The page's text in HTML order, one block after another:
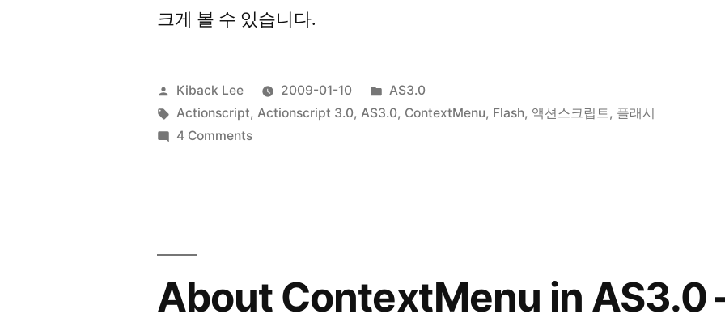
크게 볼 수 있습니다.
Posted
by
Kiback Lee 2009-01-10
Posted
in
AS3.0
Tags:
Actionscript,Actionscript 3.0,AS3.0, ContextMenu, Flash, 액션스크립트, 플래시
4 Commentson
About ContextMenu in AS3.0